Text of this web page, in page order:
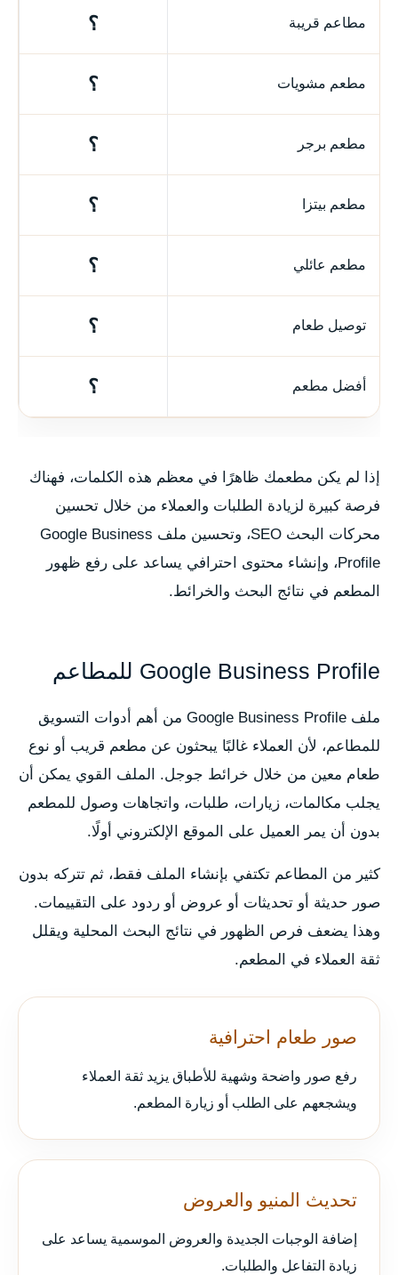
مطاعم قريبة ؟
مطعم مشويات ؟
مطعم برجر ؟
مطعم بيتزا ؟
مطعم عائلي ؟
توصيل طعام ؟
أفضل مطعم ؟
إذا لم يكن مطعمك ظاهرًا في معظم هذه الكلمات، فهناك
فرصة كبيرة لزيادة الطلبات والعملاء من خلال تحسين
محركات البحث SEO، وتحسين ملف Google Business
Profile، وإنشاء محتوى احترافي يساعد على رفع ظهور
المطعم في نتائج البحث والخرائط.
Google Business Profile للمطاعم
ملف Google Business Profile من أهم أدوات التسويق
للمطاعم، لأن العملاء غالبًا يبحثون عن مطعم قريب أو نوع
طعام معين من خلال خرائط جوجل. الملف القوي يمكن أن
يجلب مكالمات، زيارات، طلبات، واتجاهات وصول للمطعم
بدون أن يمر العميل على الموقع الإلكتروني أولًا.
كثير من المطاعم تكتفي بإنشاء الملف فقط، ثم تتركه بدون
صور حديثة أو تحديثات أو عروض أو ردود على التقييمات.
وهذا يضعف فرص الظهور في نتائج البحث المحلية ويقلل
ثقة العملاء في المطعم.
صور طعام احترافية
رفع صور واضحة وشهية للأطباق يزيد ثقة العملاء
ويشجعهم على الطلب أو زيارة المطعم.
تحديث المنيو والعروض
إضافة الوجبات الجديدة والعروض الموسمية يساعد على
زيادة التفاعل والطلبات.